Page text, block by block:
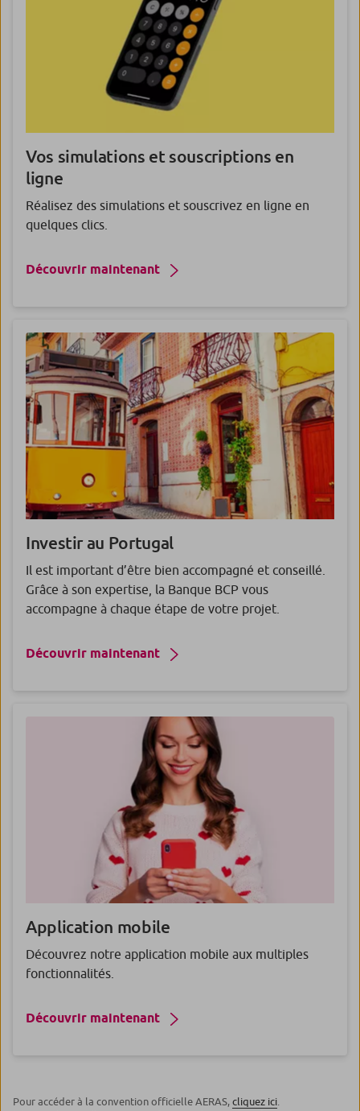
Vos simulations et souscriptions en
ligne
Réalisez des simulations et souscrivez en ligne en
quelques clics.
Découvrir maintenant
Investir au Portugal
Il est important d’être bien accompagné et conseillé.
Grâce à son expertise, la Banque BCP vous
accompagne à chaque étape de votre projet.
Découvrir maintenant
Application mobile
Découvrez notre application mobile aux multiples
fonctionnalités.
Découvrir maintenant
Pour accéder à la convention officielle AERAS,cliquez ici